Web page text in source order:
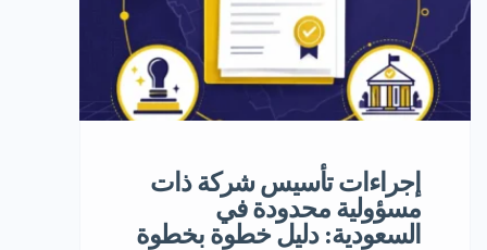
إجراءات تأسيس شركة ذات
مسؤولية محدودة في
السعودية: دليل خطوة بخطوة